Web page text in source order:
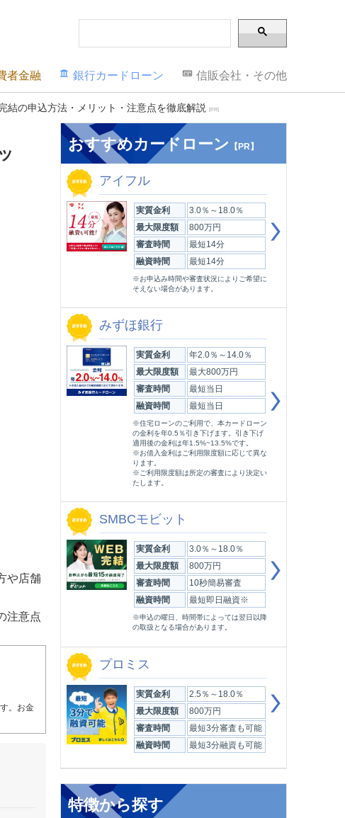
者金融 銀行カードローン 信販会社・その他
結の申込方法・メリット・注意点を徹底解説 [PR]
や店舗
注意点
。お金
おすすめカードローン 【PR】
アイフル
実質金利 3.0％～18.0％
最大限度額 800万円
審査時間 最短14分
融資時間 最短14分
※お申込み時間や審査状況によりご希望に
そえない場合があります。
みずほ銀行
実質金利 年2.0％～14.0％
最大限度額 最大800万円
審査時間 最短当日
融資時間 最短当日
※住宅ローンのご利用で、本カードローン
の金利を年0.5％引き下げます。引き下げ
適用後の金利は年1.5%~13.5%です。
※お借入金利はご利用限度額に応じて異な
ります。
※ご利用限度額は所定の審査により決定い
たします。
SMBCモビット
実質金利 3.0％～18.0％
最大限度額 800万円
審査時間 10秒簡易審査
融資時間 最短即日融資※
※申込の曜日、時間帯によっては翌日以降
の取扱となる場合があります。
プロミス
実質金利 2.5％～18.0％
最大限度額 800万円
審査時間 最短3分審査も可能
融資時間 最短3分融資も可能
特徴から探す